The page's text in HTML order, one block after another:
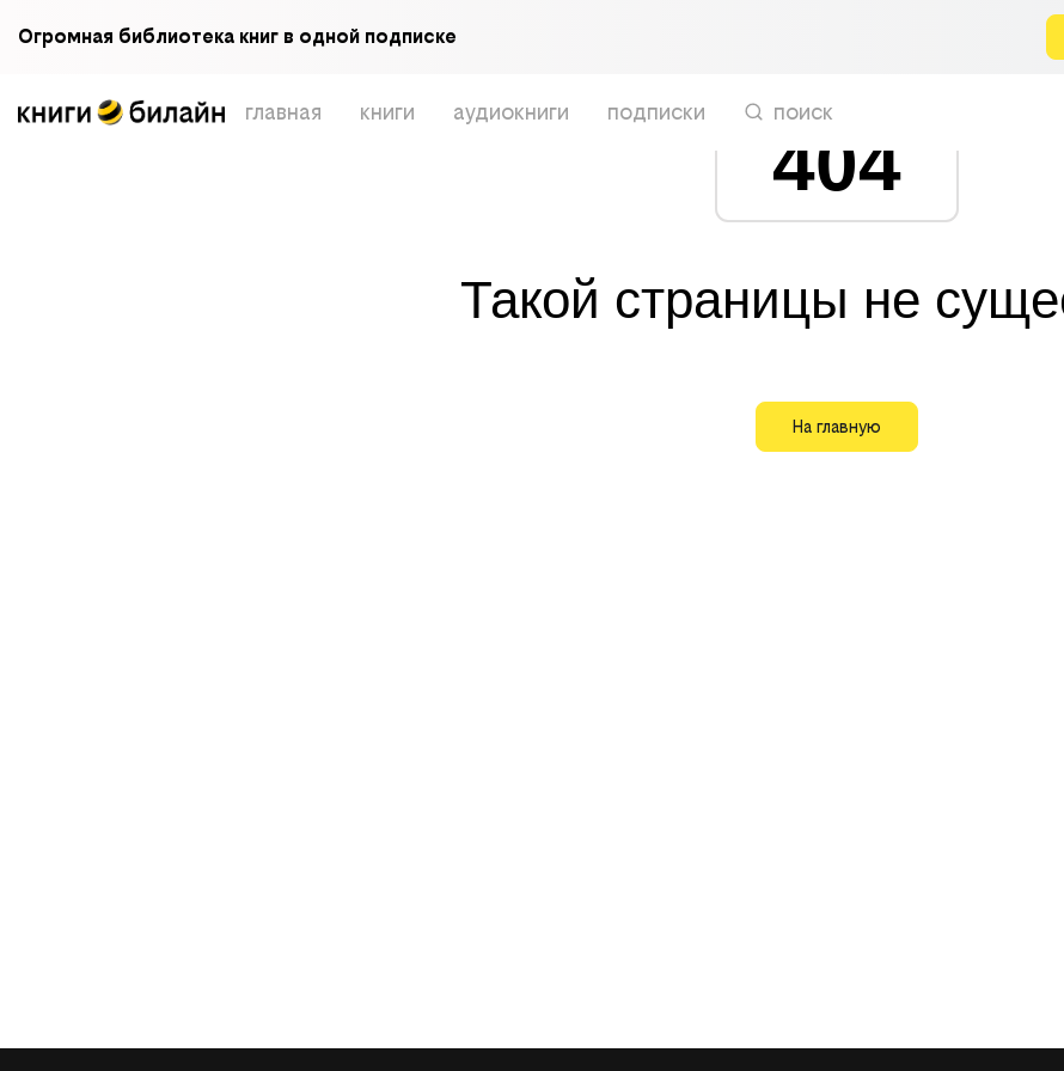
Огромная библиотека книг в одной подписке
главная книги аудиокниги подписки поиск
404
Такой страницы не
На главную